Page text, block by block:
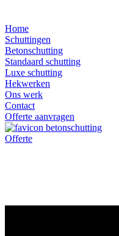
Home
Schuttingen
Betonschutting
Standaard schutting
Luxe schutting
Hekwerken
Ons werk
Contact
Offerte aanvragen
Offerte